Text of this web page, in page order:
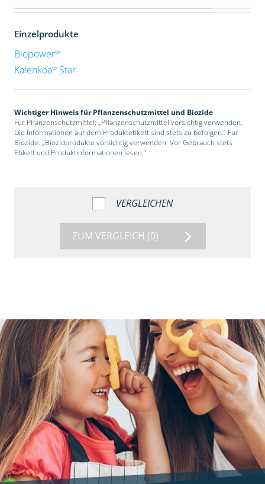
Einzelprodukte
Biopower®
Kalenkoa®Star
Wichtiger Hinweis für Pflanzenschutzmittel und Biozide
Für Pflanzenschutzmittel: „Pflanzenschutzmittel vorsichtig verwenden.
Die Informationen auf dem Produktetikett sind stets zu befolgen.“ Für
Biozide: „Biozidprodukte vorsichtig verwenden. Vor Gebrauch stets
Etikett und Produktinformationen lesen.“
VERGLEICHEN
ZUM VERGLEICH (0)